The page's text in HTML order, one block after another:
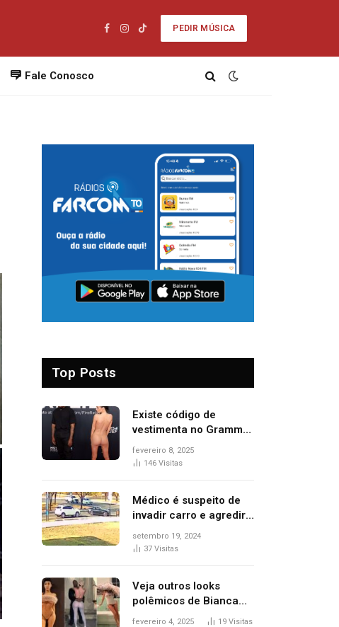
Facebook
Instagram
TikTok
PEDIR MÚSICA
Fale Conosco
Top Posts
Existe código de
vestimenta no Grammy?
Questionamento surgiu
após Bianca Censori,
premiação
fevereiro 8, 2025
146 Visitas
Médico é suspeito de
invadir carro e agredir
delegado aposentado
durante confusão no
setembro 19, 2024
37 Visitas
Veja outros looks
polêmicos de Bianca
Censori, esposa de
fevereiro 4, 2025 19 Visitas